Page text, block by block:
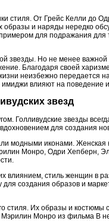
стиля. От Грейс Келли до
образы и наряды нередко
для подражания
звезды. Но не менее
Благодаря своей
неизбежно передается
влияют на поведение
звезд
Голливудские звезды
для создания
модными иконами. Женская
Монро, Одри Хепберн,
влиянием, стиль женщин в
создания образов и
стиля. Их образы и костюмы
Монро из фильма В